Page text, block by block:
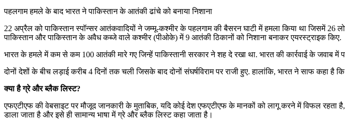
पहलगाम हमले के बाद भारत ने पाकिस्तान के आतंकी ढांचे को बनाया निशाना
22 अप्रैल को पाकिस्तान स्पॉन्सर आतंकवादियों ने जम्मू-कश्मीर के पहलगाम की बैसरन घाटी में हमला किया था जिसमें
पाकिस्तान और पाकिस्तान के अवैध कब्जे वाले कश्मीर (पीओके) में 9 आतंकी ठिकानों को निशाना बनाकर एयरस्ट्राइक किए.
भारत के हमले में कम से कम 100 आतंकी मारे गए जिन्हें पाकिस्तानी सरकार ने शह दे रखा था. भारत की कार्रवाई के जवाब में
दोनों देशों के बीच लड़ाई करीब 4 दिनों तक चली जिसके बाद दोनों संघर्षविराम पर राजी हुए. हालांकि, भारत ने साफ कहा है
क्या है ग्रे और ब्लैक लिस्ट?
एफएटीएफ की वेबसाइट पर मौजूद जानकारी के मुताबिक, यदि कोई देश एफएटीएफ के मानकों को लागू करने में विफल रहता
डाला जाता है और इसे ही सामान्य भाषा में ग्रे और ब्लैक लिस्ट कहा जाता है।